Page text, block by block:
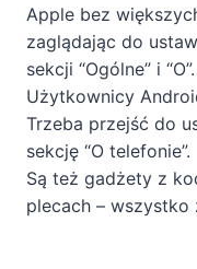
Apple bez
zaglądając do
sekcji “Ogólne” i “O”.
Użytkownicy
Trzeba przejść do
sekcję “O telefonie”.
Są też gadżety z
plecach –